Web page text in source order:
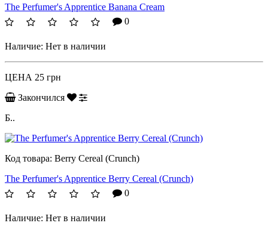
The Perfumer's Apprentice Banana Cream
0
Наличие: Нет в наличии
ЦЕНА 25 грн
Закончился
Б..
Код товара: Berry Cereal (Crunch)
The Perfumer's Apprentice Berry Cereal (Crunch)
0
Наличие: Нет в наличии